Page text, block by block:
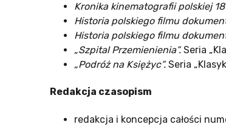
Kronika kinematografii polskiej
Historia polskiego filmu
Historia polskiego filmu
„Szpital Przemienienia”.Seria
„Podróż na Księżyc”.Seria
Redakcja czasopism
redakcja i koncepcja całości